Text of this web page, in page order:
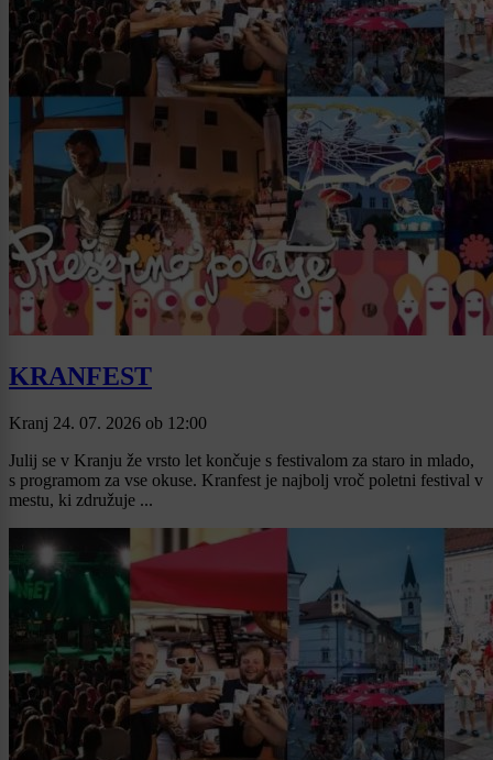
KRANFEST
Kranj 24. 07. 2026 ob 12:00
Julij se v Kranju že vrsto let končuje s festivalom za staro in mlado,
s programom za vse okuse. Kranfest je najbolj vroč poletni festival v
mestu, ki združuje ...